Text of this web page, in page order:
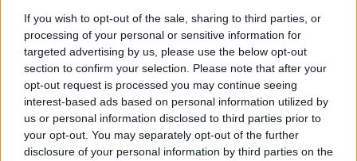
If you wish to opt-out of the sale, sharing to third parties, or
processing of your personal or sensitive information for
targeted advertising by us, please use the below opt-out
section to confirm your selection. Please note that after your
opt-out request is processed you may continue seeing
interest-based ads based on personal information utilized by
us or personal information disclosed to third parties prior to
your opt-out. You may separately opt-out of the further
disclosure of your personal information by third parties on the
Itt állítsd be, hogy az RTL.hu az elsők között
legyen a Google-találatokban!